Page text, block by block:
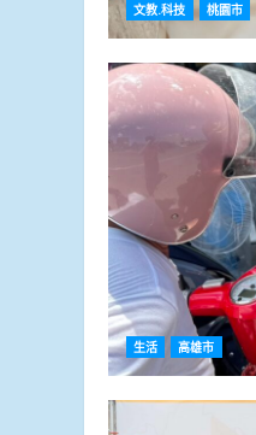
文教.科技 桃園市
生活 高雄市